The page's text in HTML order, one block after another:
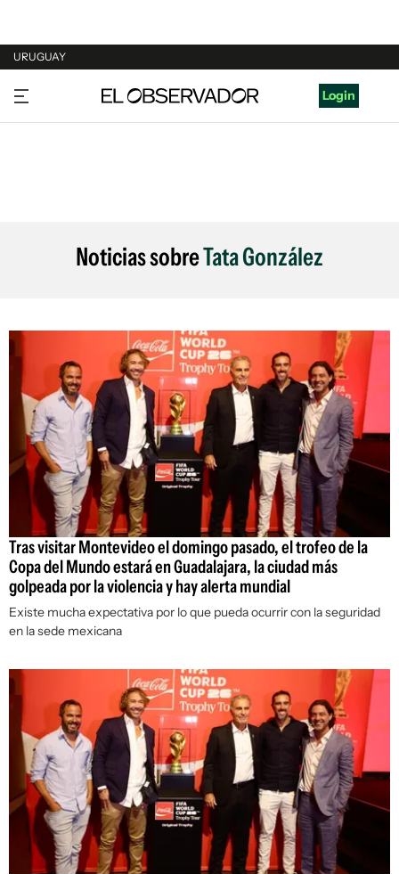
URUGUAY
URUGUAY
ARGENTINA
Login
Noticias sobreTata González
Tras visitar Montevideo el domingo pasado, el trofeo de la
Copa del Mundo estará en Guadalajara, la ciudad más
golpeada por la violencia y hay alerta mundial
Existe mucha expectativa por lo que pueda ocurrir con la seguridad
en la sede mexicana